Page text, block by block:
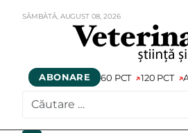
SÂMBĂTĂ, AUGUST 08,2026
ABONARE 60 PCT 120 PCT